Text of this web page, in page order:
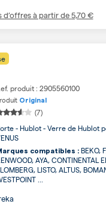
d’offres à partir de5,70 €
produit : 2905560100
Original
(7)
- Hublot - Verre de Hublot
compatibles : BEKO,
AYA, CONTINENTAL
LISTO, ALTUS,
...